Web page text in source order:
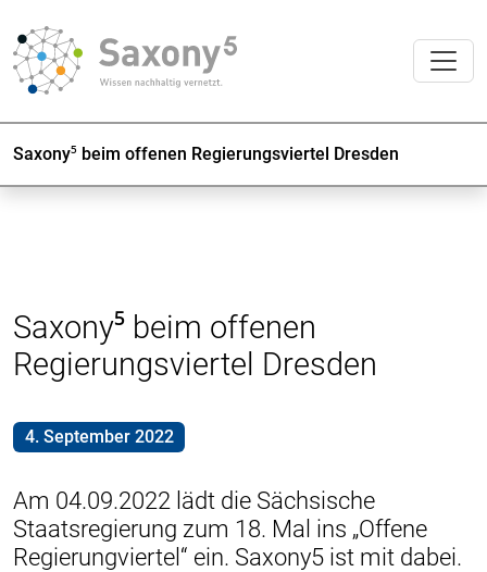
Saxony⁵ beim offenen Regierungsviertel Dresden
Saxony⁵ beim offenen
Regierungsviertel Dresden
4. September 2022
Am 04.09.2022 lädt die Sächsische
Staatsregierung zum 18. Mal ins „Offene
Regierungviertel“ ein. Saxony5 ist mit dabei.